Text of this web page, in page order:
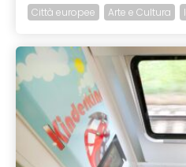
Città europee Arte e Cultura